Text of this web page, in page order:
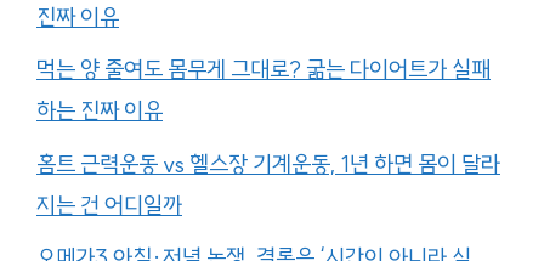
진짜 이유
먹는 양 줄여도 몸무게 그대로? 굶는 다이어트가 실패
하는 진짜 이유
홈트 근력운동 vs 헬스장 기계운동, 1년 하면 몸이 달라
지는 건 어디일까